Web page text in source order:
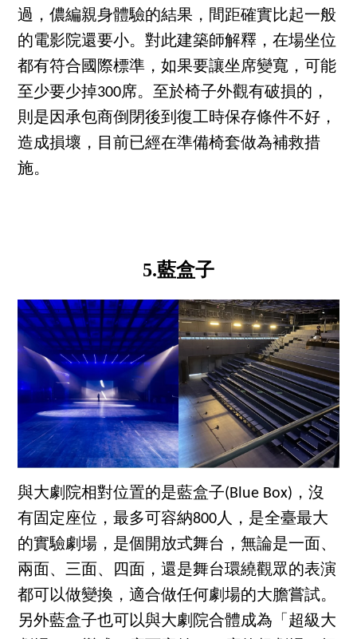
過，儂編親身體驗的結果，間距確實比起一般
的電影院還要小。對此建築師解釋，在場坐位
都有符合國際標準，如果要讓坐席變寬，可能
至少要少掉300席。至於椅子外觀有破損的，
則是因承包商倒閉後到復工時保存條件不好，
造成損壞，目前已經在準備椅套做為補救措
施。
5.藍盒子
與大劇院相對位置的是藍盒子(Blue Box)，沒
有固定座位，最多可容納800人，是全臺最大
的實驗劇場，是個開放式舞台，無論是一面、
兩面、三面、四面，還是舞台環繞觀眾的表演
都可以做變換，適合做任何劇場的大膽嘗試。
另外藍盒子也可以與大劇院合體成為「超級大